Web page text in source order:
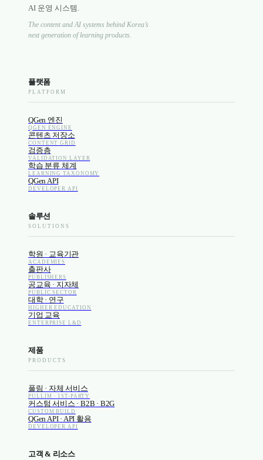
AI 운영 시스템.
The content and AI systems behind Korea’s
next generation of learning products.
플랫폼
PLATFORM
QGen 엔진
QGEN ENGINE
콘텐츠 저장소
CONTENT GRID
검증층
VALIDATION LAYER
학습 분류 체계
LEARNING TAXONOMY
QGen API
DEVELOPER API
솔루션
SOLUTIONS
학원 · 교육기관
ACADEMIES
출판사
PUBLISHERS
공교육 · 지자체
PUBLIC SECTOR
대학 · 연구
HIGHER EDUCATION
기업 교육
ENTERPRISE L&D
제품
PRODUCTS
풀림 · 자체 서비스
PULLIM · 1ST-PARTY
커스텀 서비스 · B2B · B2G
CUSTOM BUILD
QGen API · API 활용
DEVELOPER API
고객 & 리소스